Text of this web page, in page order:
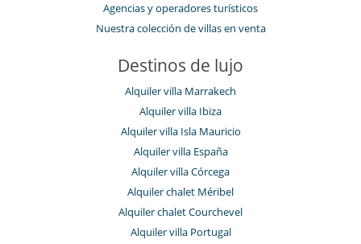
Agencias y operadores turísticos
Nuestra colección de villas en venta
Destinos de lujo
Alquiler villa Marrakech
Alquiler villa Ibiza
Alquiler villa Isla Mauricio
Alquiler villa España
Alquiler villa Córcega
Alquiler chalet Méribel
Alquiler chalet Courchevel
Alquiler villa Portugal